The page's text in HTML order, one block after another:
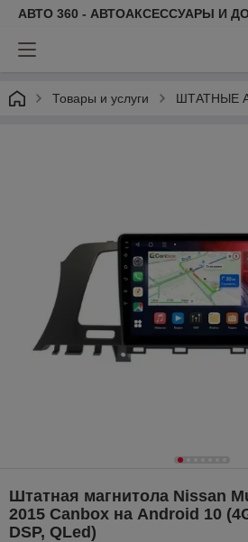
АВТО 360 - АВТОАКСЕССУАРЫ И
Товары и услуги ШТАТНЫЕ
Штатная магнитола Nissan
2015 Canbox на Android 10
DSP, QLed)